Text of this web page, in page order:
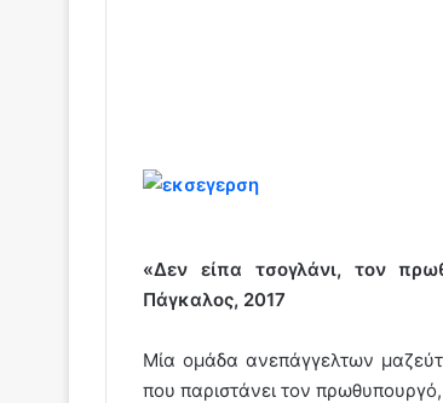
«Δεν είπα τσογλάνι, τον
Πάγκαλος, 2017
Μία ομάδα ανεπάγγελτων
που παριστάνει τον